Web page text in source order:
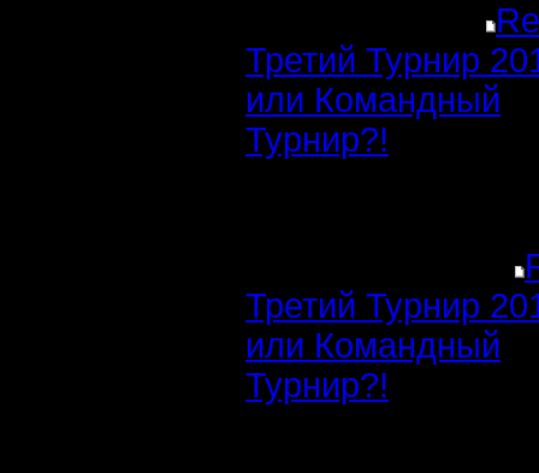
Третий Турнир
или Командный
Турнир?!
Третий Турнир
или Командный
Турнир?!